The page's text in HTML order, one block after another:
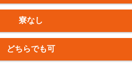
寮なし
どちらでも可